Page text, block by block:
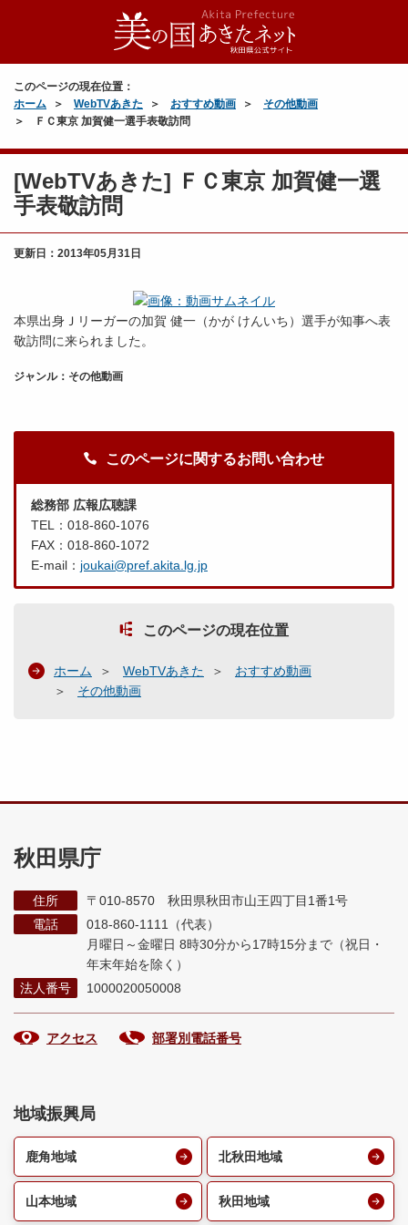
このページの現在位置：
ホーム
WebTVあきた おすすめ動画
その他動画
ＦＣ東京 加賀健一選手表敬訪問
[WebTVあきた] ＦＣ東京 加賀健一選
手表敬訪問
更新日： 2013年05月31日
本県出身Ｊリーガーの加賀 健一（かが けんいち）選手が知事へ表
敬訪問に来られました。
ジャンル：その他動画
このページに関するお問い合わせ
総務部 広報広聴課
TEL：018-860-1076
FAX：018-860-1072
E-mail： joukai@pref.akita.lg.jp
このページの現在位置
ホーム WebTVあきた
おすすめ動画
その他動画
秋田県庁
住所
〒010-8570 秋田県秋田市山王四丁目1番1号
電話
018-860-1111（代表）
月曜日～金曜日 8時30分から17時15分まで （祝日・
年末年始を除く）
法人番号
1000020050008
アクセス 部署別電話番号
地域振興局
鹿角地域 北秋田地域
山本地域 秋田地域